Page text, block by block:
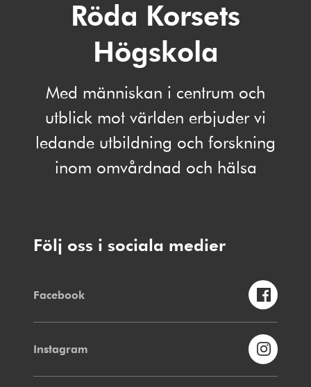
Röda Korsets
Högskola
Med människan i centrum och
utblick mot världen erbjuder vi
ledande utbildning och forskning
inom omvårdnad och hälsa
Följ oss i sociala medier
Facebook
Instagram